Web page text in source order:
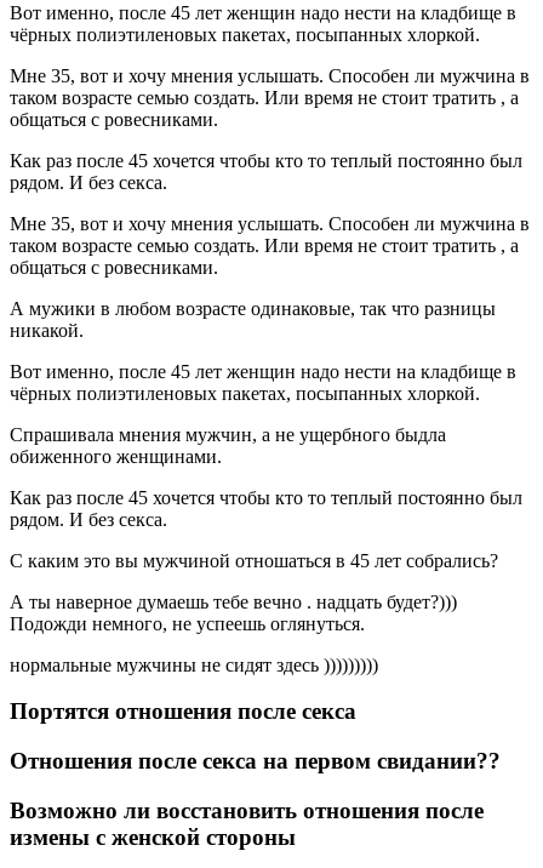
Вот именно, после 45 лет женщин надо нести на кладбище в
чёрных полиэтиленовых пакетах, посыпанных хлоркой.
Мне 35, вот и хочу мнения услышать. Способен ли мужчина в
таком возрасте семью создать. Или время не стоит тратить , а
общаться с ровесниками.
Как раз после 45 хочется чтобы кто то теплый постоянно был
рядом. И без секса.
Мне 35, вот и хочу мнения услышать. Способен ли мужчина в
таком возрасте семью создать. Или время не стоит тратить , а
общаться с ровесниками.
А мужики в любом возрасте одинаковые, так что разницы
никакой.
Вот именно, после 45 лет женщин надо нести на кладбище в
чёрных полиэтиленовых пакетах, посыпанных хлоркой.
Спрашивала мнения мужчин, а не ущербного быдла
обиженного женщинами.
Как раз после 45 хочется чтобы кто то теплый постоянно был
рядом. И без секса.
С каким это вы мужчиной отношаться в 45 лет собрались?
А ты наверное думаешь тебе вечно . надцать будет?)))
Подожди немного, не успеешь оглянуться.
нормальные мужчины не сидят здесь )))))))))
Портятся отношения после секса
Отношения после секса на первом свидании??
Возможно ли восстановить отношения после
измены с женской стороны